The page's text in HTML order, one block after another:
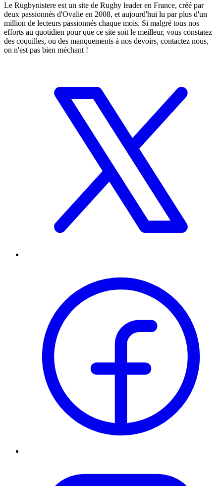
Le Rugbynistere est un site de Rugby leader en France, créé par
deux passionnés d'Ovalie en 2008, et aujourd'hui lu par plus d'un
million de lecteurs passionnés chaque mois. Si malgré tous nos
efforts au quotidien pour que ce site soit le meilleur, vous constatez
des coquilles, ou des manquements à nos devoirs, contactez nous,
on n'est pas bien méchant !